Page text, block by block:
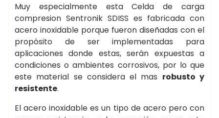
Muy especialmente esta Celda de carga
compresion Sentronik SDISS es fabricada con
acero inoxidable porque fueron diseñadas con el
propósito de ser implementadas para
aplicaciones donde estas, serán expuestas a
condiciones o ambientes corrosivos, por lo que
este material se considera el mas robusto y
resistente.
El acero inoxidable es un tipo de acero pero con